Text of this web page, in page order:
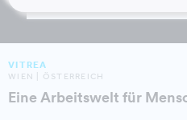
VITREA
WIEN | ÖSTERREICH
Eine Arbeitswelt für